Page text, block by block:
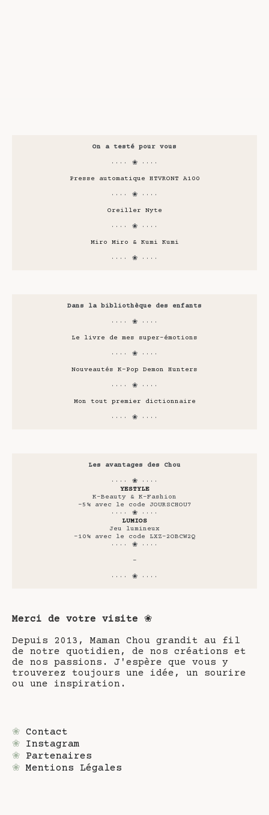
On a testé pour vous
···· ❀ ····
Presse automatique HTVRONT A100
···· ❀ ····
Oreiller Nyte
···· ❀ ····
Miro Miro & Kumi Kumi
···· ❀ ····
Dans la bibliothèque des enfants
···· ❀ ····
Le livre de mes super-émotions
···· ❀ ····
Nouveautés K-Pop Demon Hunters
···· ❀ ····
Mon tout premier dictionnaire
···· ❀ ····
Les avantages des Chou
···· ❀ ····
YESTYLE
K-Beauty & K-Fashion
-5% avec le code JOURSCHOU7
···· ❀ ····
LUMIOS
Jeu lumineux
-10% avec le code LXZ-2OBCW2Q
···· ❀ ····
-
···· ❀ ····
Merci de votre visite ❀
Depuis 2013, Maman Chou grandit au fil
de notre quotidien, de nos créations et
de nos passions. J'espère que vous y
trouverez toujours une idée, un sourire
ou une inspiration.
❀ Contact
❀ Instagram
❀ Partenaires
❀ Mentions Légales